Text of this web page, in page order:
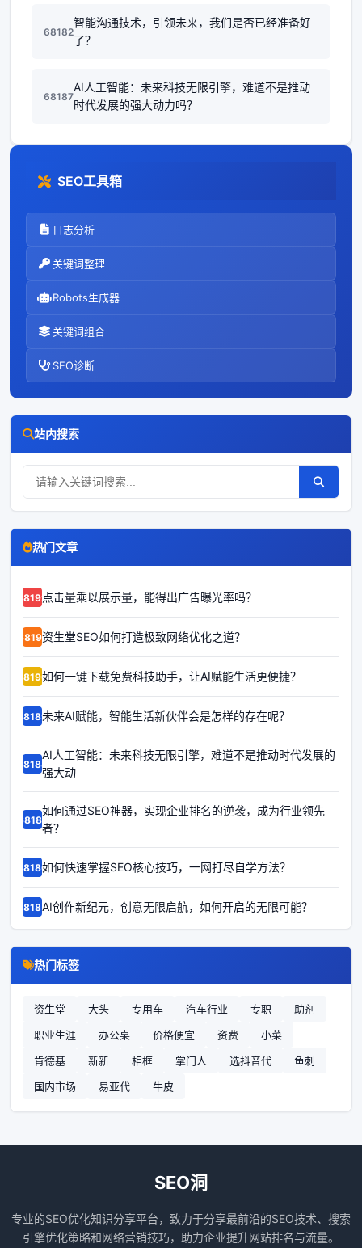
68182
智能沟通技术，引领未来，我们是否已经准备好
了？
68187
AI人工智能：未来科技无限引擎，难道不是推动
时代发展的强大动力吗？
SEO工具箱
日志分析
关键词整理
Robots生成器
关键词组合
SEO诊断
站内搜索
热门文章
68192点击量乘以展示量，能得出广告曝光率吗？
68191资生堂SEO如何打造极致网络优化之道？
68190如何一键下载免费科技助手，让AI赋能生活更便捷？
68189未来AI赋能，智能生活新伙伴会是怎样的存在呢？
68188
AI人工智能：未来科技无限引擎，难道不是推动时代发展的
强大动
68187
如何通过SEO神器，实现企业排名的逆袭，成为行业领先
者？
68186如何快速掌握SEO核心技巧，一网打尽自学方法？
68185AI创作新纪元，创意无限启航，如何开启的无限可能？
热门标签
资生堂 大头 专用车 汽车行业 专职
助剂
职业生涯
办公桌 价格便宜 资费
小菜
肯德基
新新 相框 掌门人 选抖音代
鱼刺
国内市场
易亚代 牛皮
SEO洞
专业的SEO优化知识分享平台，致力于分享最前沿的SEO技术、搜索
引擎优化策略和网络营销技巧，助力企业提升网站排名与流量。